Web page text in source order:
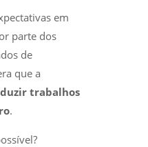
em
parte dos
de
que a
trabalhos
.